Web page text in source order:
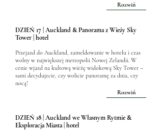
Rozwiń
DZIEŃ 17 | Auckland & Panorama z Wieży Sky
Tower | hotel
Przejazd do Auckland, zameldowanie w hotelu i czas
wolny w największej metropolii Nowej Zelandii. W
cenie wjazd na kultową wieżę widokową Sky Tower –
sami decydujecie, czy wolicie panoramę za dnia, czy
nocą!
Rozwiń
DZIEŃ 18 | Auckland we Własnym Rytmie &
Eksploracja Miasta | hotel